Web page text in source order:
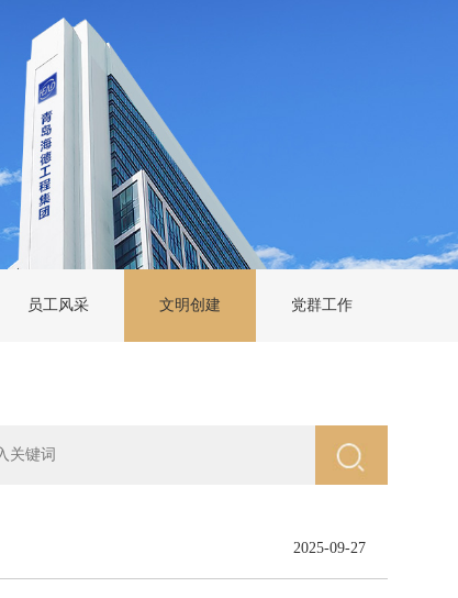
员工风采 文明创建 党群工作
2025-09-27